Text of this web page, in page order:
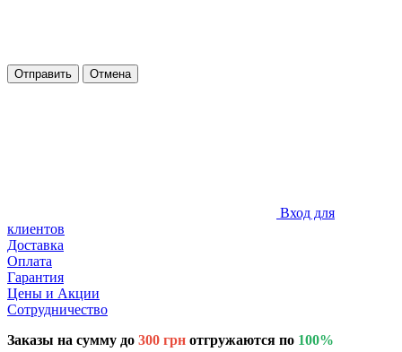
Отправить Отмена
Вход для
клиентов
Доставка
Оплата
Гарантия
Цены и Акции
Сотрудничество
Заказы на сумму до 300 грн отгружаются по 100%